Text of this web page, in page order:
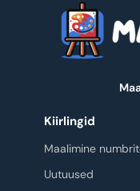
Kiirlingid
Maalimine
Uutuused